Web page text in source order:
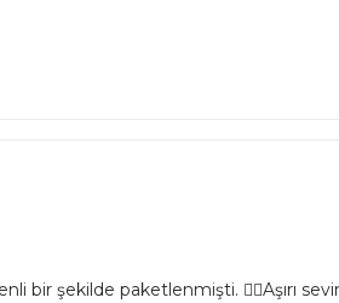
bir şekilde paketlenmişti. 👌🏻Aşırı